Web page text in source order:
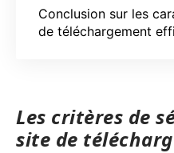
Conclusion sur les
de téléchargement
Les critères de
site de